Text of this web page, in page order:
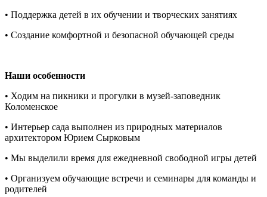
• Поддержка детей в их обучении и творческих занятиях
• Создание комфортной и безопасной обучающей среды
Наши особенности
• Ходим на пикники и прогулки в музей-заповедник
Коломенское
• Интерьер сада выполнен из природных материалов
архитектором Юрием Сырковым
• Мы выделили время для ежедневной свободной игры детей
• Организуем обучающие встречи и семинары для команды и
родителей